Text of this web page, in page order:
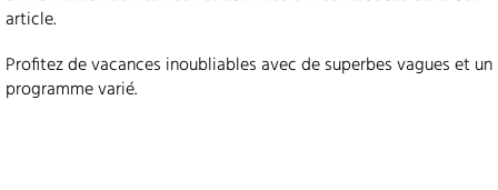
article.
Profitez de vacances inoubliables avec de superbes vagues et un
programme varié.